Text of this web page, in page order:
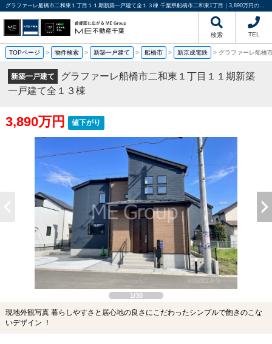
グラファーレ船橋市二和東１丁目１１期新築一戸建て全１３棟 千葉県船橋市二和東1丁目｜3,890万円の新築一戸建て｜分譲住宅や新築物件｜ME不動産千葉
検索 TEL
TOPページ > 物件検索 > 新築一戸建て > 船橋市 > 新京成電鉄 > グラファーレ船橋
新築一戸建て
グラファーレ船橋市二和東１丁目１１期新築
一戸建て全１３棟
3,890万円 値下がり
1/30
現地外観写真 暮らしやすさと居心地の良さにこだわったシンプルで飽きのこな
いデザイン ！